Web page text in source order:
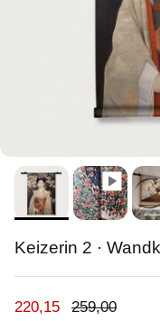
Keizerin 2 ·
Verkoopprijs
220,15 Reguliere prijs
259,00